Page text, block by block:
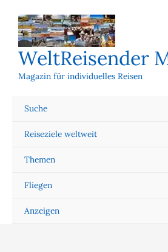
Inhalt
springen
WeltReisender
Magazin für individuelles Reisen
Suche
Reiseziele weltweit
Themen
Fliegen
Anzeigen